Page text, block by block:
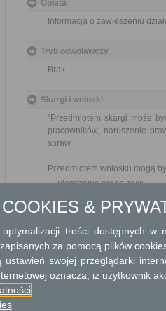
Opłata
Informacja o zawieszeniu
Tryb odwoławczy
Brak
Skargi i wnioski
"Przedmiotem skargi może
pracowników, naruszenie
spraw.
Przedmiotem wniosku mogą
ulepszenia organizacji,
usprawnienie pracy i
lepszego zaspokajania
Organ właściwy dla
miesiąca."
&
treści dostępnych w
za pomocą plików
ustawień swojej przeglądarki
oznacza, iż użytkownik